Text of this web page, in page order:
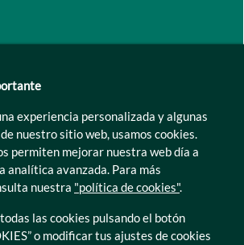
experiencia personalizada y algunas
nuestro sitio web, usamos cookies.
permiten mejorar nuestra web día a
analítica avanzada. Para más
nuestra "política de cookies".
las cookies pulsando el botón
o modificar tus ajustes de cookies